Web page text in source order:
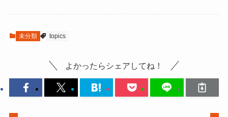
未分類 topics
よかったらシェアしてね！